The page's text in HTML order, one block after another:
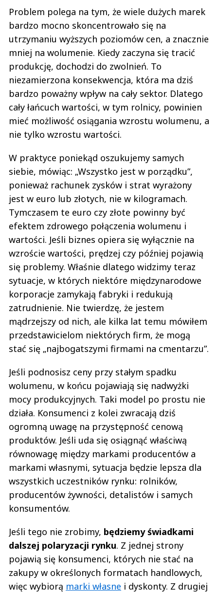
Problem polega na tym, że wiele dużych marek
bardzo mocno skoncentrowało się na
utrzymaniu wyższych poziomów cen, a znacznie
mniej na wolumenie. Kiedy zaczyna się tracić
produkcję, dochodzi do zwolnień. To
niezamierzona konsekwencja, która ma dziś
bardzo poważny wpływ na cały sektor. Dlatego
cały łańcuch wartości, w tym rolnicy, powinien
mieć możliwość osiągania wzrostu wolumenu, a
nie tylko wzrostu wartości.
W praktyce poniekąd oszukujemy samych
siebie, mówiąc: „Wszystko jest w porządku”,
ponieważ rachunek zysków i strat wyrażony
jest w euro lub złotych, nie w kilogramach.
Tymczasem te euro czy złote powinny być
efektem zdrowego połączenia wolumenu i
wartości. Jeśli biznes opiera się wyłącznie na
wzroście wartości, prędzej czy później pojawią
się problemy. Właśnie dlatego widzimy teraz
sytuacje, w których niektóre międzynarodowe
korporacje zamykają fabryki i redukują
zatrudnienie. Nie twierdzę, że jestem
mądrzejszy od nich, ale kilka lat temu mówiłem
przedstawicielom niektórych firm, że mogą
stać się „najbogatszymi firmami na cmentarzu”.
Jeśli podnosisz ceny przy stałym spadku
wolumenu, w końcu pojawiają się nadwyżki
mocy produkcyjnych. Taki model po prostu nie
działa. Konsumenci z kolei zwracają dziś
ogromną uwagę na przystępność cenową
produktów. Jeśli uda się osiągnąć właściwą
równowagę między markami producentów a
markami własnymi, sytuacja będzie lepsza dla
wszystkich uczestników rynku: rolników,
producentów żywności, detalistów i samych
konsumentów.
Jeśli tego nie zrobimy, będziemy świadkami
dalszej polaryzacji rynku. Z jednej strony
pojawią się konsumenci, których nie stać na
zakupy w określonych formatach handlowych,
więc wybiorą marki własne i dyskonty. Z drugiej